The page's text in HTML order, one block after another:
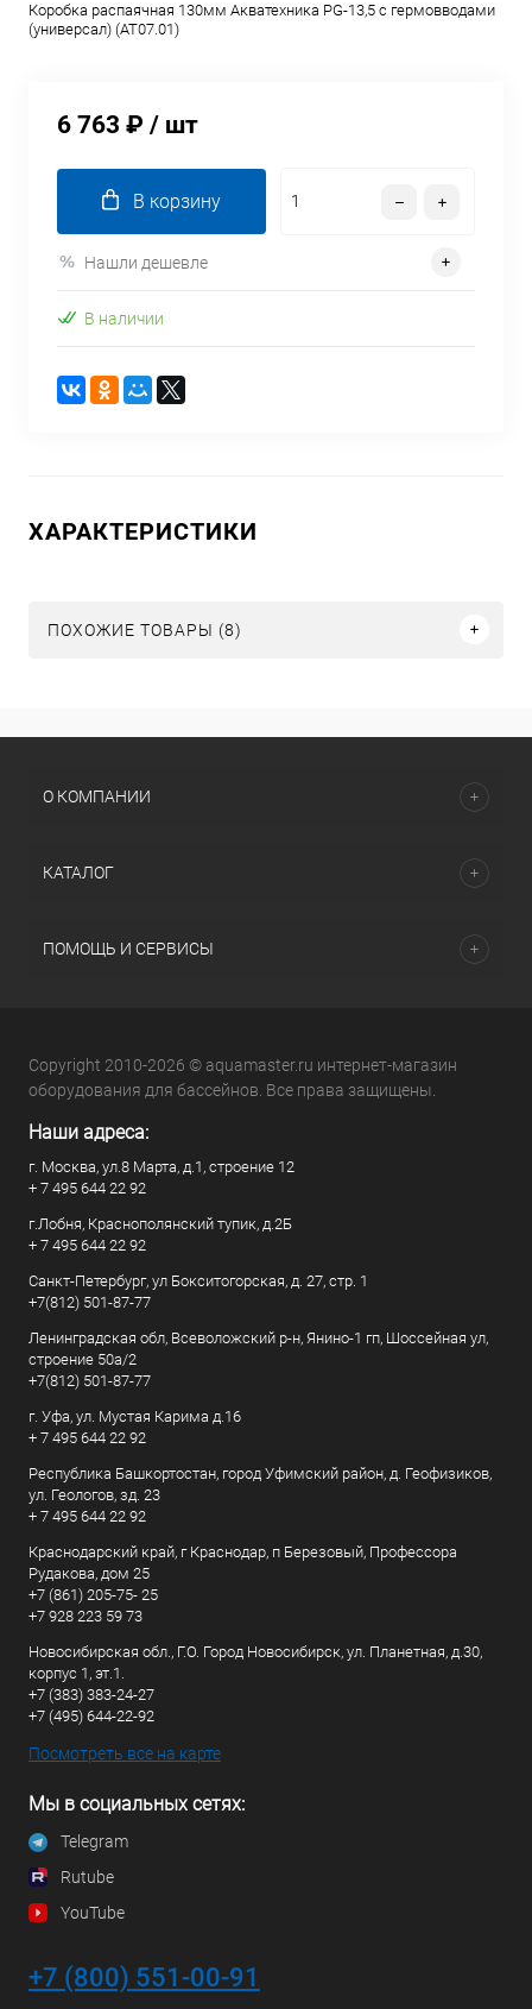
Коробка распаячная 130мм Акватехника PG-13,5 с гермовводами
(универсал) (AT07.01)
6 763 ₽ / шт
В корзину
Нашли дешевле
В наличии
ХАРАКТЕРИСТИКИ
ПОХОЖИЕ ТОВАРЫ (8)
О КОМПАНИИ
КАТАЛОГ
ПОМОЩЬ И СЕРВИСЫ
Copyright 2010-2026 © aquamaster.ru интернет-магазин
оборудования для бассейнов. Все права защищены.
Наши адреса:
г. Москва, ул.8 Марта, д.1, строение 12
+ 7 495 644 22 92
г.Лобня, Краснополянский тупик, д.2Б
+ 7 495 644 22 92
Санкт-Петербург, ул Бокситогорская, д. 27, стр. 1
+7(812) 501-87-77
Ленинградская обл, Всеволожский р-н, Янино-1 гп, Шоссейная ул,
строение 50а/2
+7(812) 501-87-77
г. Уфа, ул. Мустая Карима д.16
+ 7 495 644 22 92
Республика Башкортостан, город Уфимский район, д. Геофизиков,
ул. Геологов, зд. 23
+ 7 495 644 22 92
Краснодарский край, г Краснодар, п Березовый, Профессора
Рудакова, дом 25
+7 (861) 205-75- 25
+7 928 223 59 73
Новосибирская обл., Г.О. Город Новосибирск, ул. Планетная, д.30,
корпус 1, эт.1.
+7 (383) 383-24-27
+7 (495) 644-22-92
Посмотреть все на карте
Мы в социальных сетях:
Telegram
Rutube
YouTube
+7 (800) 551-00-91